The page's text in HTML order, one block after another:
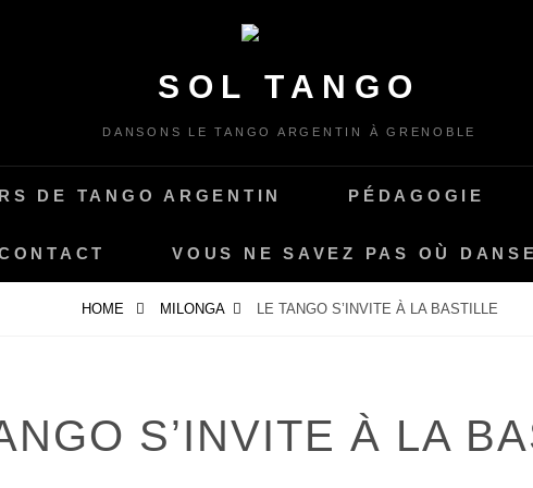
SOL TANGO
DANSONS LE TANGO ARGENTIN À GRENOBLE
DE TANGO ARGENTIN PÉDAGOGIE
VOUS NE SAVEZ PAS OÙ
HOME MILONGA LE TANGO S’INVITE À LA BASTILLE
S’INVITE À LA